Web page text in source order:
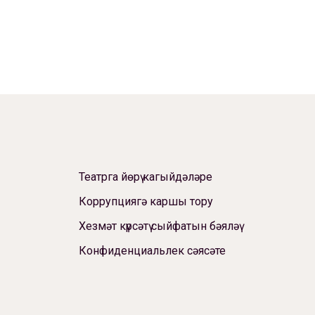
Театрга йөрү кагыйдәләре
Коррупциягә каршы тору
Хезмәт күрсәтү сыйфатын бәяләү
Конфиденциальлек сәясәте